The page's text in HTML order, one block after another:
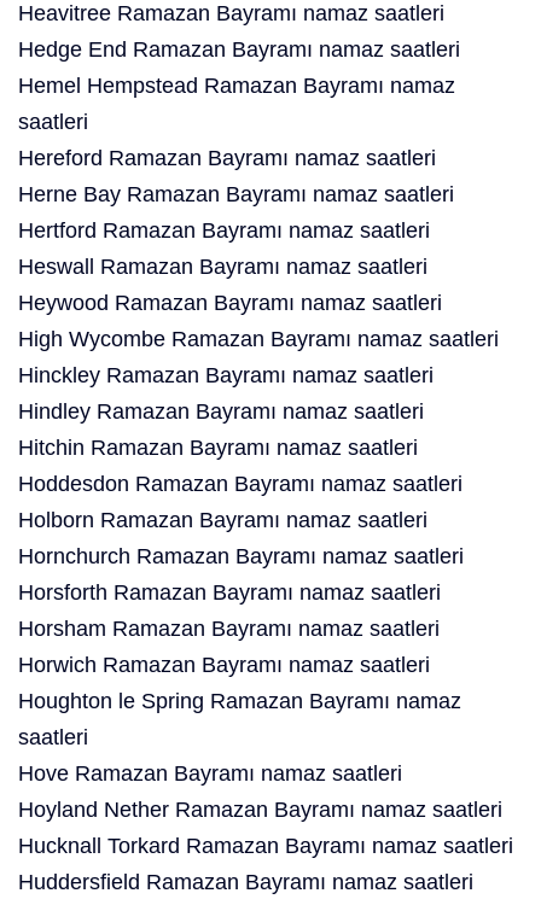
Heavitree Ramazan Bayramı namaz saatleri
Hedge End Ramazan Bayramı namaz saatleri
Hemel Hempstead Ramazan Bayramı namaz
saatleri
Hereford Ramazan Bayramı namaz saatleri
Herne Bay Ramazan Bayramı namaz saatleri
Hertford Ramazan Bayramı namaz saatleri
Heswall Ramazan Bayramı namaz saatleri
Heywood Ramazan Bayramı namaz saatleri
High Wycombe Ramazan Bayramı namaz saatleri
Hinckley Ramazan Bayramı namaz saatleri
Hindley Ramazan Bayramı namaz saatleri
Hitchin Ramazan Bayramı namaz saatleri
Hoddesdon Ramazan Bayramı namaz saatleri
Holborn Ramazan Bayramı namaz saatleri
Hornchurch Ramazan Bayramı namaz saatleri
Horsforth Ramazan Bayramı namaz saatleri
Horsham Ramazan Bayramı namaz saatleri
Horwich Ramazan Bayramı namaz saatleri
Houghton le Spring Ramazan Bayramı namaz
saatleri
Hove Ramazan Bayramı namaz saatleri
Hoyland Nether Ramazan Bayramı namaz saatleri
Hucknall Torkard Ramazan Bayramı namaz saatleri
Huddersfield Ramazan Bayramı namaz saatleri